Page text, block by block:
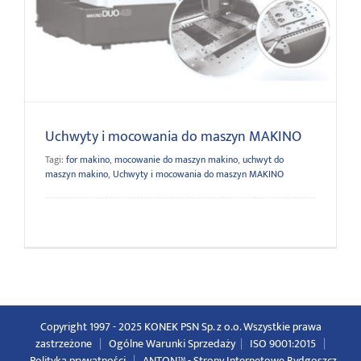
Uchwyty i mocowania do maszyn MAKINO
Tagi: for makino, mocowanie do maszyn makino, uchwyt do
maszyn makino, Uchwyty i mocowania do maszyn MAKINO
Copyright 1997 - 2025 KONEK PSN Sp. z o.o. Wszystkie prawa
zastrzeżone | Ogólne Warunki Sprzedaży | ISO 9001:2015 |